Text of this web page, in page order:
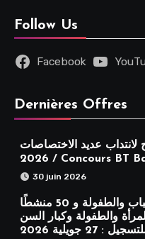
Follow Us
Facebook
Dernières Offres
لانتداب عديد الاختصاصات
2026 / Concours
30 juin 2026
مناظرة انتداب 120 أستاذًا للشباب والطفولة و 50 منشطًا
والطفولة وكبار السن
27 جويلية 2026